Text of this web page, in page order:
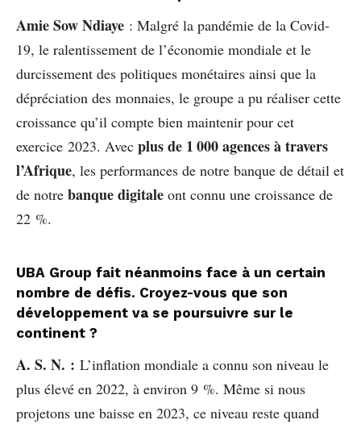
Amie Sow Ndiaye : Malgré la pandémie de la Covid-
19, le ralentissement de l’économie mondiale et le
durcissement des politiques monétaires ainsi que la
dépréciation des monnaies, le groupe a pu réaliser cette
croissance qu’il compte bien maintenir pour cet
exercice 2023. Avec plus de 1 000 agences à travers
l’Afrique, les performances de notre banque de détail et
de notre banque digitale ont connu une croissance de
22 %.
UBA Group fait néanmoins face à un certain
nombre de défis. Croyez-vous que son
développement va se poursuivre sur le
continent ?
A. S. N. : L’inflation mondiale a connu son niveau le
plus élevé en 2022, à environ 9 %. Même si nous
projetons une baisse en 2023, ce niveau reste quand